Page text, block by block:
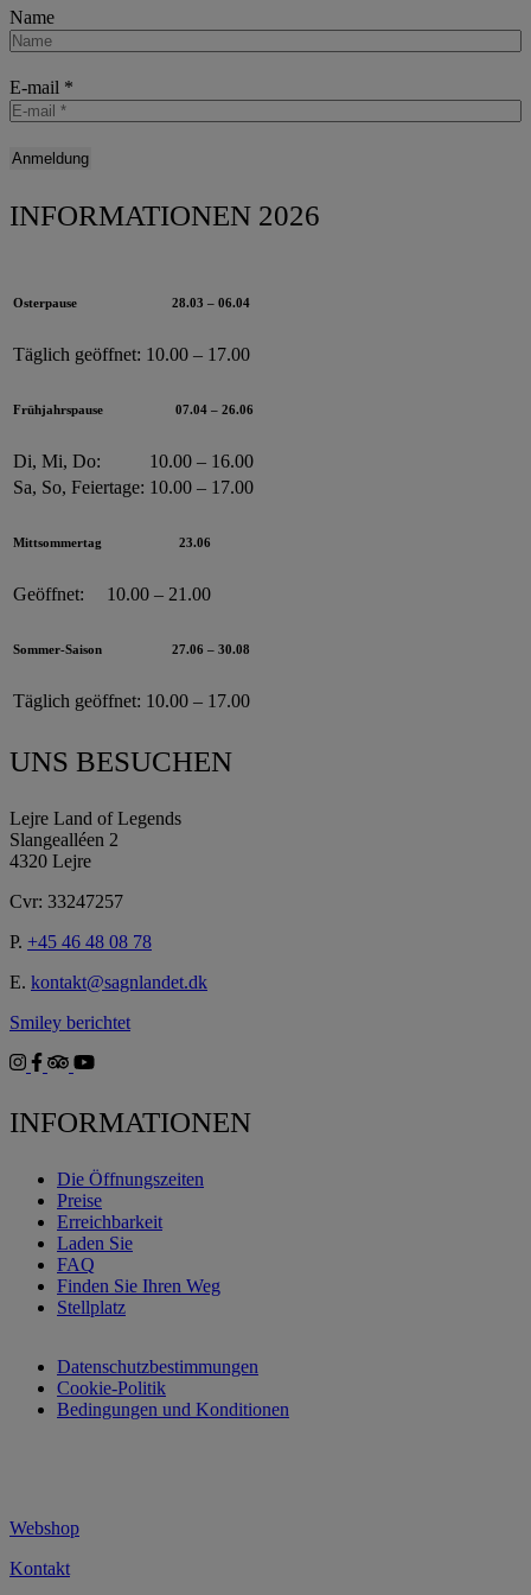
Name
E-mail *
INFORMATIONEN 2026
Osterpause 28.03 – 06.04
Täglich geöffnet: 10.00 – 17.00
Frühjahrspause 07.04 – 26.06
Di, Mi, Do:
10.00 – 16.00
Sa, So, Feiertage: 10.00 – 17.00
Mittsommertag 23.06
Geöffnet: 10.00 – 21.00
Sommer-Saison 27.06 – 30.08
Täglich geöffnet: 10.00 – 17.00
UNS BESUCHEN
Lejre Land of Legends
Slangealléen 2
4320 Lejre
Cvr: 33247257
P. +45 46 48 08 78
E. kontakt@sagnlandet.dk
Smiley berichtet
INFORMATIONEN
Die Öffnungszeiten
Preise
Erreichbarkeit
Laden Sie
FAQ
Finden Sie Ihren Weg
Stellplatz
Datenschutzbestimmungen
Cookie-Politik
Bedingungen und Konditionen
Webshop
Kontakt